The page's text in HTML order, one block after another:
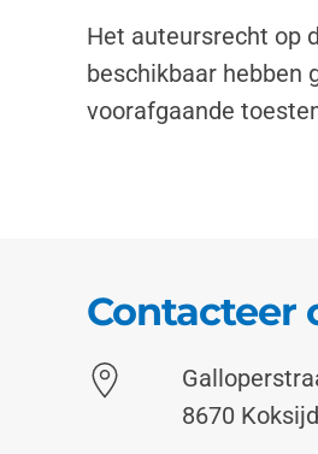
Het auteursrecht op
beschikbaar hebben
voorafgaande
Contacteer
8670